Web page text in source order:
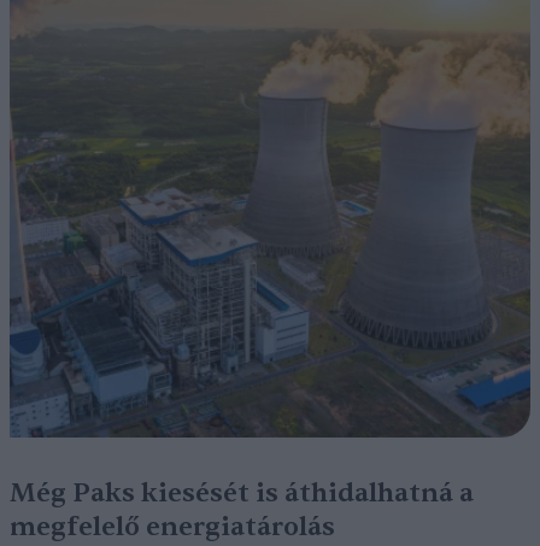
Még Paks kiesését is áthidalhatná a
megfelelő energiatárolás